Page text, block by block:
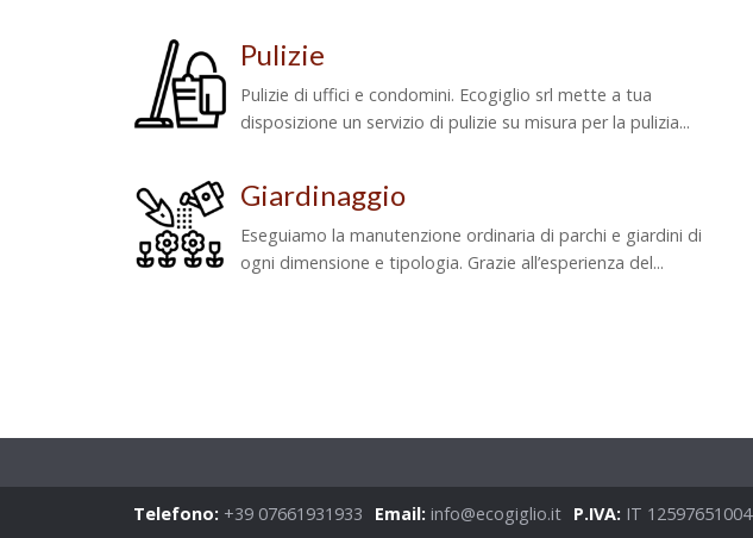
Pulizie
Pulizie di uffici e condomini. Ecogiglio srl mette a tua
disposizione un servizio di pulizie su misura per la pulizia...
Giardinaggio
Eseguiamo la manutenzione ordinaria di parchi e giardini di
ogni dimensione e tipologia. Grazie all’esperienza del...
Telefono: +39 07661931933 Email: info@ecogiglio.it P.IVA: IT 12597651004